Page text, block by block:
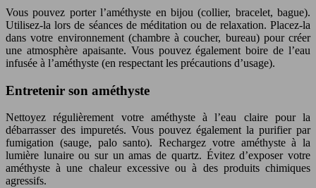
Vous pouvez porter l’améthyste en bijou (collier, bracelet, bague).
Utilisez-la lors de séances de méditation ou de relaxation. Placez-la
dans votre environnement (chambre à coucher, bureau) pour créer
une atmosphère apaisante. Vous pouvez également boire de l’eau
infusée à l’améthyste (en respectant les précautions d’usage).
Entretenir son améthyste
Nettoyez régulièrement votre améthyste à l’eau claire pour la
débarrasser des impuretés. Vous pouvez également la purifier par
fumigation (sauge, palo santo). Rechargez votre améthyste à la
lumière lunaire ou sur un amas de quartz. Évitez d’exposer votre
améthyste à une chaleur excessive ou à des produits chimiques
agressifs.